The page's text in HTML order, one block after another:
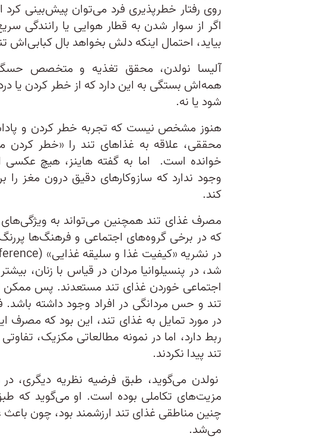
روی رفتار خطرپذیری فرد می‌توان پیش‌بینی
اگر از سوار شدن به قطار هوایی یا رانندگی
بیاید، احتمال اینکه دلش بخواهد بال کبابی‌اش
آلیسا نولدن، محقق تغذیه و متخصص
همه‌اش بستگی به این دارد که از خطر کردن یا
شود یا نه.
هنوز مشخص نیست که تجربه خطر کردن و
محققی، علاقه به غذاهای تند را «خطر
خوانده است. اما به گفته هاینز، هیچ عکسی
وجود ندارد که سازوکارهای دقیق درون مغز
کند.
مصرف غذای تند همچنین می‌تواند به
که در برخی گروه‌های اجتماعی و فرهنگ‌ها
شد، در پنسیلوانیا مردان در قیاس با زنان،
اجتماعی خوردن غذای تند مستعدند. پس ممکن
تند و حس مردانگی در افراد وجود داشته باشد.
در مورد تمایل به غذای تند، این بود که مصرف
ربط دارد، اما در نمونه مطالعاتی مکزیک،
تند پیدا نکردند.
نولدن می‌گوید، طبق فرضیه نظریه دیگری،
مزیت‌های تکاملی بوده است. او می‌گوید که
چنین مناطقی غذای تند ارزشمند بود، چون
می‌شد.